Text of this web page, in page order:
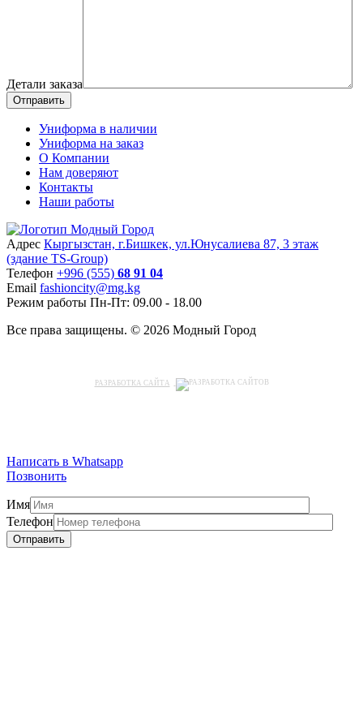
Детали заказа
Отправить
Униформа в наличии
Униформа на заказ
О Компании
Нам доверяют
Контакты
Наши работы
Адрес Кыргызстан, г.Бишкек, ул.Юнусалиева 87, 3 этаж
(здание TS-Group)
Teлефон +996 (555) 68 91 04
Email fashioncity@mg.kg
Режим работы Пн-Пт: 09.00 - 18.00
Все права защищены. © 2026 Модный Город
РАЗРАБОТКА САЙТА
Написать в Whatsapp
Позвонить
Имя
Телефон
Отправить